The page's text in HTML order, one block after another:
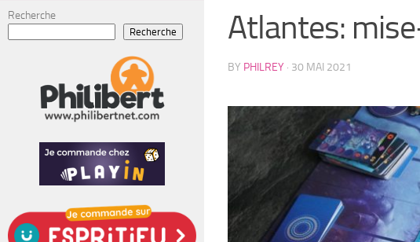
Atlantes:
BY PHILREY · 30 MAI 2021
Recherche
Recherche